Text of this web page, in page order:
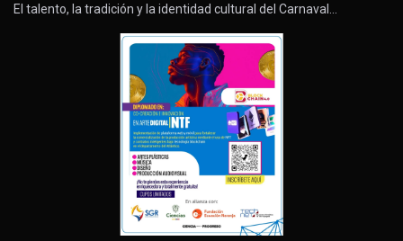
El talento, la tradición y la identidad cultural del Carnaval…